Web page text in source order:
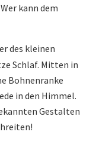
kann dem
des kleinen
Schlaf. Mitten in
Bohnenranke
in den Himmel.
Gestalten